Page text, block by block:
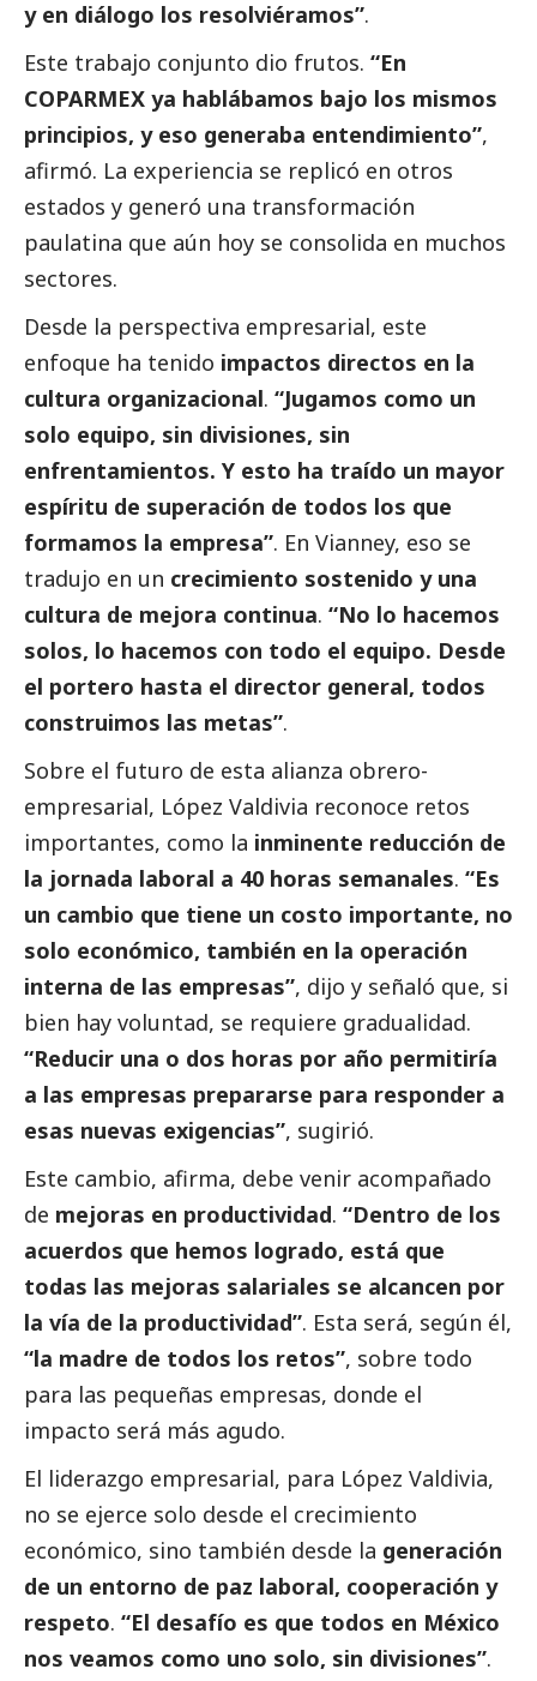
y en diálogo los resolviéramos”.
Este trabajo conjunto dio frutos. “En
COPARMEX ya hablábamos bajo los mismos
principios, y eso generaba entendimiento”,
afirmó. La experiencia se replicó en otros
estados y generó una transformación
paulatina que aún hoy se consolida en muchos
sectores.
Desde la perspectiva empresarial, este
enfoque ha tenido impactos directos en la
cultura organizacional. “Jugamos como un
solo equipo, sin divisiones, sin
enfrentamientos. Y esto ha traído un mayor
espíritu de superación de todos los que
formamos la empresa”. En Vianney, eso se
tradujo en un crecimiento sostenido y una
cultura de mejora continua. “No lo hacemos
solos, lo hacemos con todo el equipo. Desde
el portero hasta el director general, todos
construimos las metas”.
Sobre el futuro de esta alianza obrero-
empresarial, López Valdivia reconoce retos
importantes, como la inminente reducción de
la jornada laboral a 40 horas semanales. “Es
un cambio que tiene un costo importante, no
solo económico, también en la operación
interna de las empresas”, dijo y señaló que, si
bien hay voluntad, se requiere gradualidad.
“Reducir una o dos horas por año permitiría
a las empresas prepararse para responder a
esas nuevas exigencias”, sugirió.
Este cambio, afirma, debe venir acompañado
de mejoras en productividad. “Dentro de los
acuerdos que hemos logrado, está que
todas las mejoras salariales se alcancen por
la vía de la productividad”. Esta será, según él,
“la madre de todos los retos”, sobre todo
para las pequeñas empresas, donde el
impacto será más agudo.
El liderazgo empresarial, para López Valdivia,
no se ejerce solo desde el crecimiento
económico, sino también desde la generación
de un entorno de paz laboral, cooperación y
respeto. “El desafío es que todos en México
nos veamos como uno solo, sin divisiones”.